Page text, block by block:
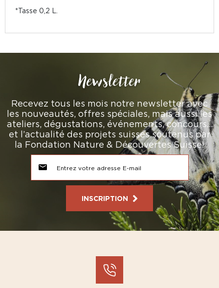
*Tasse 0,2 L.
Newsletter
Recevez tous les mois notre newsletter avec
les nouveautés, offres spéciales, mais aussi les
ateliers, dégustations, événements, concours…
et l’actualité des projets suisses soutenus par
la Fondation Nature & Découvertes Suisse!
INSCRIPTION